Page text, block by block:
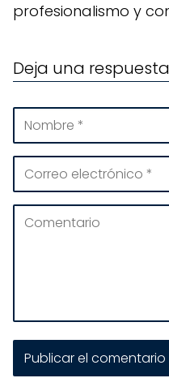
profesionalismo y
Deja una respuesta